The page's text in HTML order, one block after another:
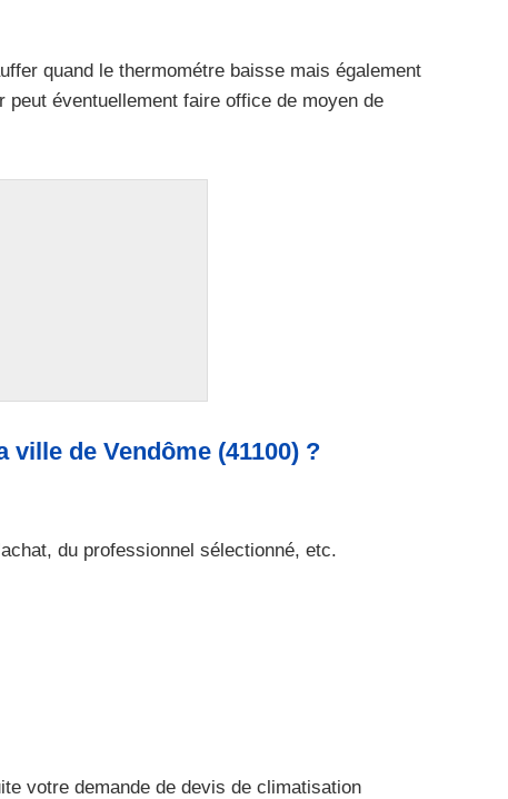
quand le thermométre baisse mais également
peut éventuellement faire office de moyen de
de Vendôme (41100) ?
du professionnel sélectionné, etc.
votre demande de devis de climatisation